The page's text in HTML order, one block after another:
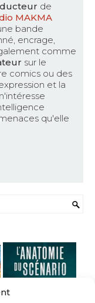
de
MAKMA
bande
encrage,
comme
sur le
comics ou des
et la
qu'elle